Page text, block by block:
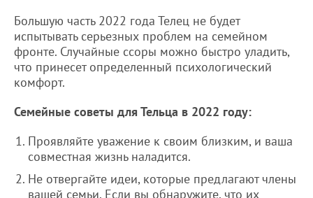
Большую часть 2022 года Телец не будет
испытывать серьезных проблем на семейном
фронте. Случайные ссоры можно быстро уладить,
что принесет определенный психологический
комфорт.
Семейные советы для Тельца в 2022 году:
Проявляйте уважение к своим близким, и ваша
совместная жизнь наладится.
Не отвергайте идеи, которые предлагают члены
вашей семьи. Если вы обнаружите, что их